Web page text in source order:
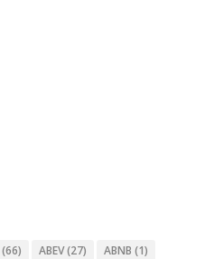
(66) ABEV(27) ABNB (1)